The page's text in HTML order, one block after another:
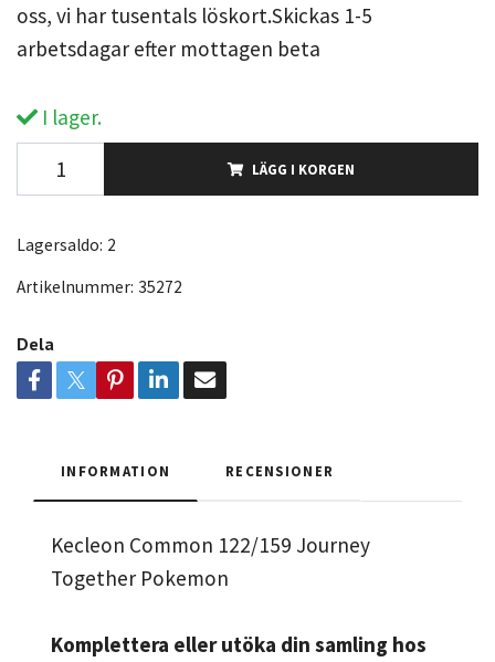
oss, vi har tusentals löskort.Skickas 1-5
arbetsdagar efter mottagen beta
I lager.
LÄGG I KORGEN
Lagersaldo: 2
Artikelnummer: 35272
Dela
INFORMATION RECENSIONER
Kecleon Common 122/159 Journey
Together Pokemon
Komplettera eller utöka din samling hos